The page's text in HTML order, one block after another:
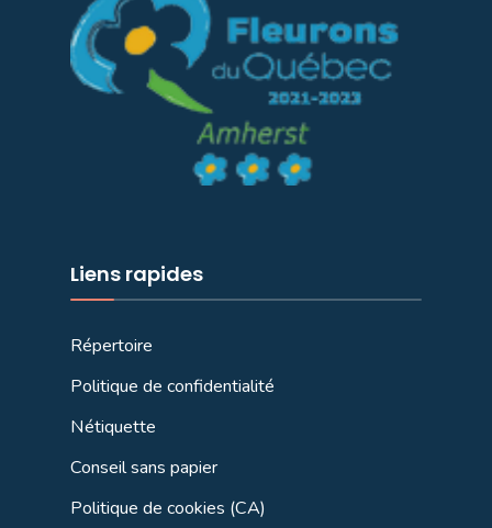
Liens rapides
Répertoire
Politique de confidentialité
Nétiquette
Conseil sans papier
Politique de cookies (CA)